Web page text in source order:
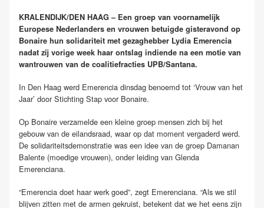
KRALENDIJK/DEN HAAG – Een groep van voornamelijk
Europese Nederlanders en vrouwen betuigde gisteravond op
Bonaire hun solidariteit met gezaghebber Lydia Emerencia
nadat zij vorige week haar ontslag indiende na een motie van
wantrouwen van de coalitiefracties UPB/Santana.
In Den Haag werd Emerencia dinsdag benoemd tot ‘Vrouw van het
Jaar’ door Stichting Stap voor Bonaire.
Op Bonaire verzamelde een kleine groep mensen zich bij het
gebouw van de eilandsraad, waar op dat moment vergaderd werd.
De solidariteitsdemonstratie was een idee van de groep Damanan
Balente (moedige vrouwen), onder leiding van Glenda
Emerenciana.
“Emerencia doet haar werk goed”, zegt Emerenciana. “Als we stil
blijven zitten met de armen gekruist, betekent dat we het eens zijn